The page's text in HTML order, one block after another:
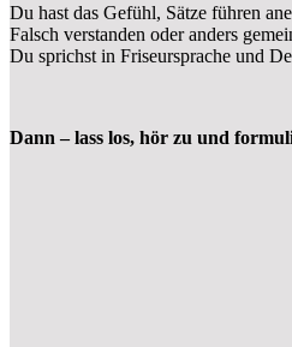
Du hast das Gefühl, Sätze führen
Falsch verstanden oder anders
Du sprichst in Friseursprache und
Dann – lass los, hör zu und